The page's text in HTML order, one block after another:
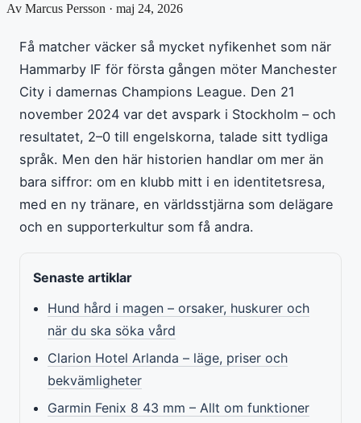
Av Marcus Persson · maj 24, 2026
Få matcher väcker så mycket nyfikenhet som när
Hammarby IF för första gången möter Manchester
City i damernas Champions League. Den 21
november 2024 var det avspark i Stockholm – och
resultatet, 2–0 till engelskorna, talade sitt tydliga
språk. Men den här historien handlar om mer än
bara siffror: om en klubb mitt i en identitetsresa,
med en ny tränare, en världsstjärna som delägare
och en supporterkultur som få andra.
Senaste artiklar
Hund hård i magen – orsaker, huskurer och
när du ska söka vård
Clarion Hotel Arlanda – läge, priser och
bekvämligheter
Garmin Fenix 8 43 mm – Allt om funktioner